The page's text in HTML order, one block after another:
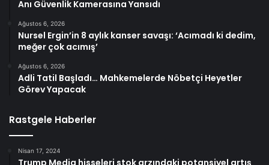
Anı Güvenlik Kamerasına Yansıdı
Ağustos 6, 2026
Nursel Ergin’in 8 aylık kanser savaşı: ‘Acımadı ki dedim,
meğer çok acımış’
Ağustos 6, 2026
Adli Tatil Başladı… Mahkemelerde Nöbetçi Heyetler
Görev Yapacak
Rastgele Haberler
Nisan 17, 2024
Trump Media hisseleri stok arzındaki potansiyel artış